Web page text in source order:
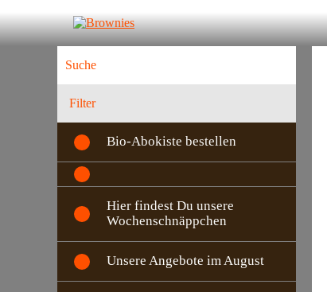
Filter
Bio-Abokiste bestellen
Hier findest Du unsere
Wochenschnäppchen
Unsere Angebote im August